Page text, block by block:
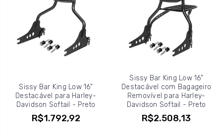
Sissy Bar King Low 16"
Destacável para Harley-
Davidson Softail - Preto
R$1.792,92
Sissy Bar King Low 16"
Destacável com Bagageiro
Removível para Harley-
Davidson Softail - Preto
R$2.508,13